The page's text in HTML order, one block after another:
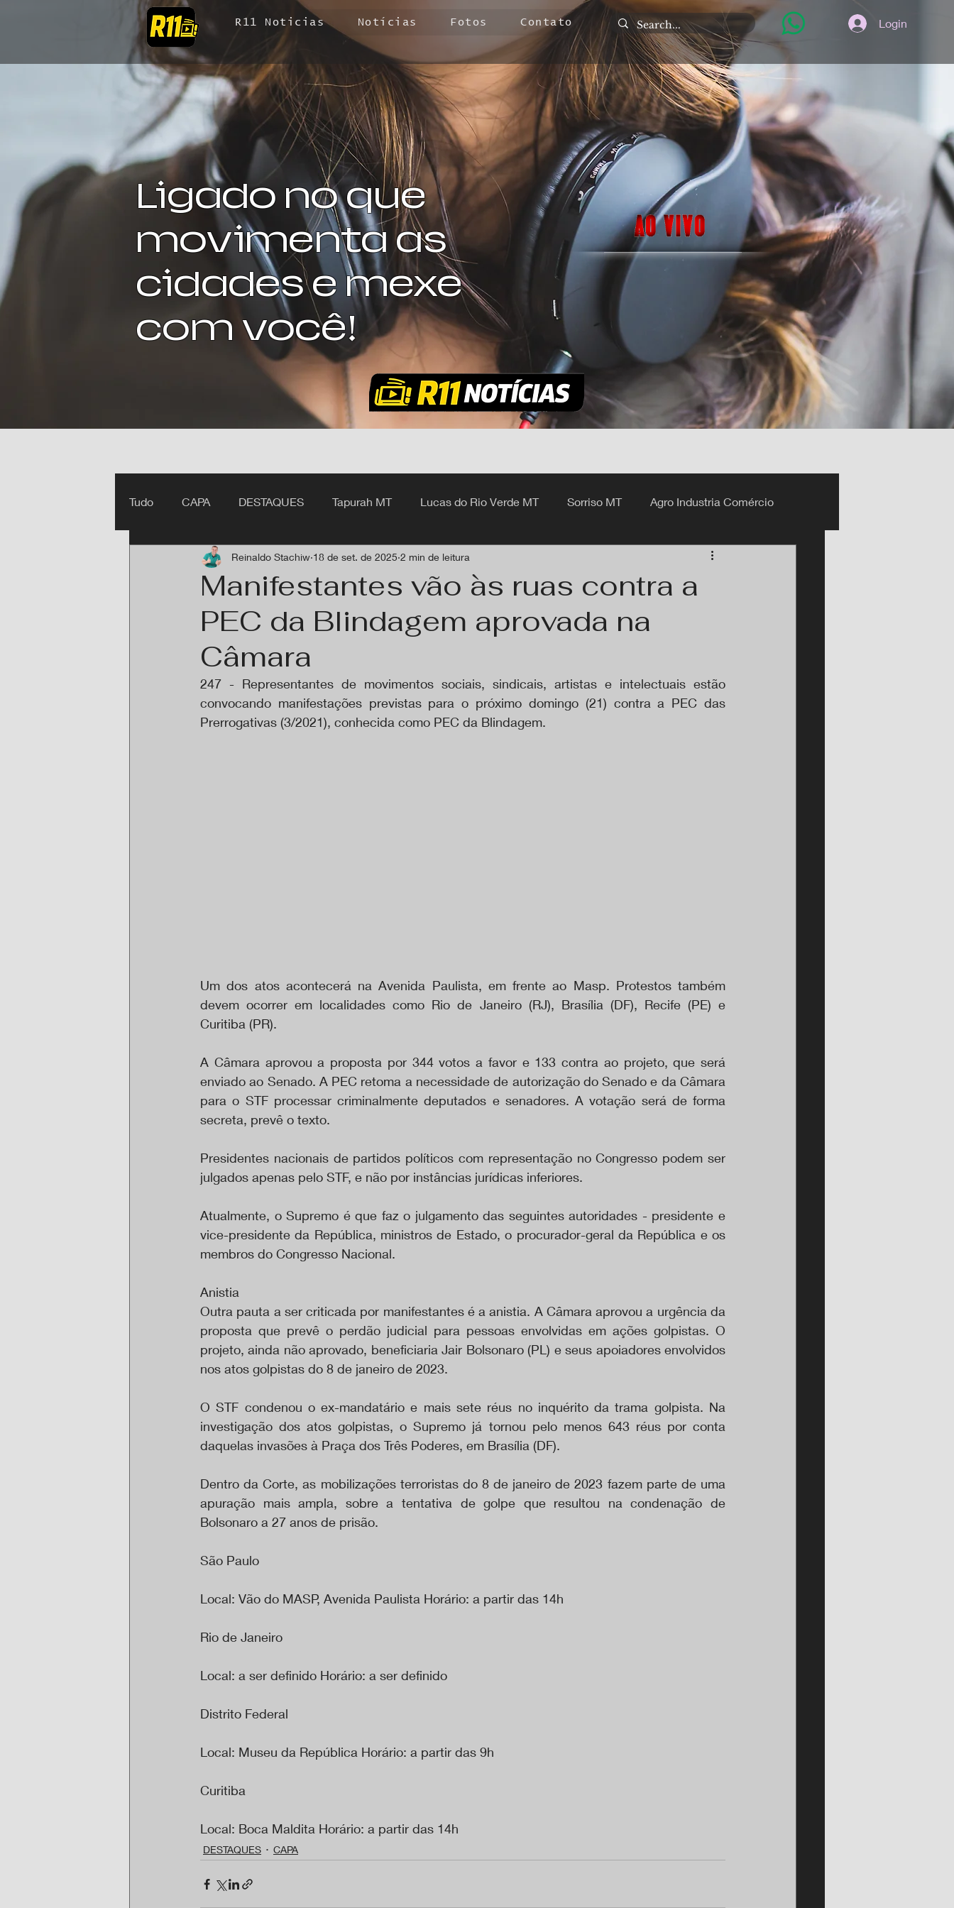
R11 Noticias Notícias Fotos Contato Login
Ligado no que
movimenta as
cidades e mexe
com você!
Tudo CAPA DESTAQUES Tapurah MT Lucas do Rio Verde MT Sorriso MT Agro Industria Comércio
Ipiranga do Norte MT Itanhangá MT
Manifestantes vão às ruas contra a
PEC da Blindagem aprovada na
Câmara
Reinaldo Stachiw 18 de set. de 2025 2 min de leitura
247 - Representantes de movimentos sociais, sindicais, artistas e intelectuais estão
convocando manifestações previstas para o próximo domingo (21) contra a PEC das
Prerrogativas (3/2021), conhecida como PEC da Blindagem.
Um dos atos acontecerá na Avenida Paulista, em frente ao Masp. Protestos também
devem ocorrer em localidades como Rio de Janeiro (RJ), Brasília (DF), Recife (PE) e
Curitiba (PR).
A Câmara aprovou a proposta por 344 votos a favor e 133 contra ao projeto, que será
enviado ao Senado. A PEC retoma a necessidade de autorização do Senado e da Câmara
para o STF processar criminalmente deputados e senadores. A votação será de forma
secreta, prevê o texto.
Presidentes nacionais de partidos políticos com representação no Congresso podem ser
julgados apenas pelo STF, e não por instâncias jurídicas inferiores.
Atualmente, o Supremo é que faz o julgamento das seguintes autoridades - presidente e
vice-presidente da República, ministros de Estado, o procurador-geral da República e os
membros do Congresso Nacional.
Anistia
Outra pauta a ser criticada por manifestantes é a anistia. A Câmara aprovou a urgência da
proposta que prevê o perdão judicial para pessoas envolvidas em ações golpistas. O
projeto, ainda não aprovado, beneficiaria Jair Bolsonaro (PL) e seus apoiadores envolvidos
nos atos golpistas do 8 de janeiro de 2023.
O STF condenou o ex-mandatário e mais sete réus no inquérito da trama golpista. Na
investigação dos atos golpistas, o Supremo já tornou pelo menos 643 réus por conta
daquelas invasões à Praça dos Três Poderes, em Brasília (DF).
Dentro da Corte, as mobilizações terroristas do 8 de janeiro de 2023 fazem parte de uma
apuração mais ampla, sobre a tentativa de golpe que resultou na condenação de
Bolsonaro a 27 anos de prisão.
São Paulo
Local: Vão do MASP, Avenida Paulista Horário: a partir das 14h
Rio de Janeiro
Local: a ser definido Horário: a ser definido
Distrito Federal
Local: Museu da República Horário: a partir das 9h
Curitiba
Local: Boca Maldita Horário: a partir das 14h
DESTAQUES CAPA